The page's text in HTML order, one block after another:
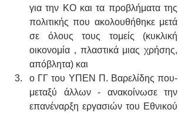
για την ΚΟ και τα προβλήματα της
πολιτικής που ακολουθήθηκε μετά
σε όλους τους τομείς (κυκλική
οικονομία , πλαστικά μιας χρήσης,
απόβλητα) και
ο ΓΓ του ΥΠΕΝ Π. Βαρελίδης που-
μεταξύ άλλων - ανακοίνωσε την
επανέναρξη εργασιών του Εθνικού